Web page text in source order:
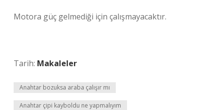
Motora güç gelmediği için çalışmayacaktır.
Tarih: Makaleler
Anahtar bozuksa araba çalışır mı
Anahtar çipi kayboldu ne yapmalıyım